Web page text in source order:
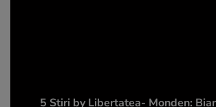
5 Știri by Libertatea- Monden: